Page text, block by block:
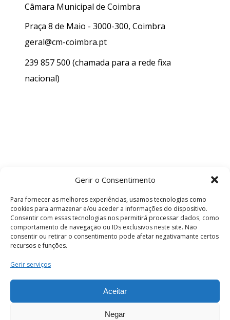
Gerir o Consentimento
Para fornecer as melhores experiências, usamos tecnologias como
cookies para armazenar e/ou aceder a informações do dispositivo.
Consentir com essas tecnologias nos permitirá processar dados, como
comportamento de navegação ou IDs exclusivos neste site. Não
consentir ou retirar o consentimento pode afetar negativamante certos
recursos e funções.
Gerir serviços
Aceitar
Negar
Câmara Municipal de Coimbra
Praça 8 de Maio - 3000-300, Coimbra
geral@cm-coimbra.pt
239 857 500 (chamada para a rede fixa
nacional)
Termos e Condições
os direitos reservados.